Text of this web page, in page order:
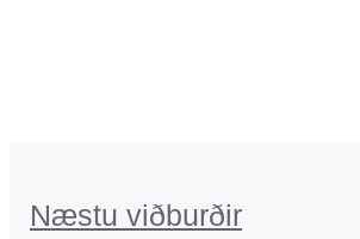
Næstu viðburðir